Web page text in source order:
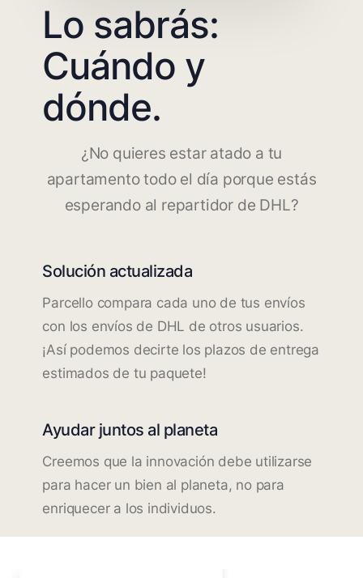
Lo sabrás:
Cuándo y
dónde.
¿No quieres estar atado a tu
apartamento todo el día porque estás
esperando al repartidor de DHL?
Solución actualizada
Parcello compara cada uno de tus envíos
con los envíos de DHL de otros usuarios.
¡Así podemos decirte los plazos de entrega
estimados de tu paquete!
Ayudar juntos al planeta
Creemos que la innovación debe utilizarse
para hacer un bien al planeta, no para
enriquecer a los individuos.